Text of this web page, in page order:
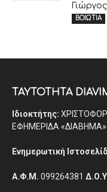
ΒΟΙΩΤΙΑ
ΤΑΥΤΟΤΗΤΑ
Ιδιοκτήτης:
ΕΦΗΜΕΡΙΔΑ «ΔΙΑΒΗΜΑ»
Ενημερωτική
Α.Φ.Μ. 099264381